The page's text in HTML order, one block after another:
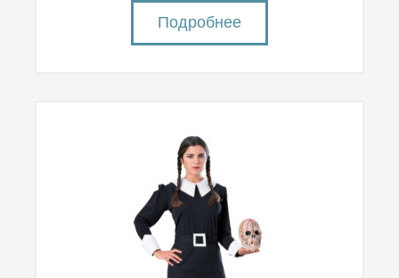
Подробнее